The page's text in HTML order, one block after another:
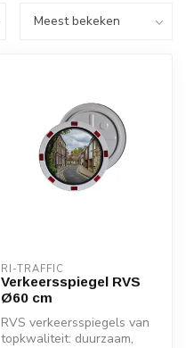
RI-TRAFFIC
Verkeersspiegel RVS
Ø60 cm
RVS verkeersspiegels van
topkwaliteit: duurzaam,